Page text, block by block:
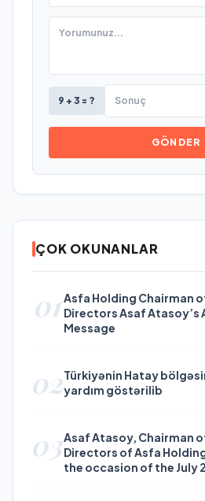
9 + 3 = ?
GÖNDER
ÇOK OKUNANLAR
01 Asfa Holding Chairman
Directors Asaf Atasoy’s
Message
02Türkiyənin Hatay
yardım göstərilib
03Asaf Atasoy, Chairman
Directors of Asfa
the occasion of the July